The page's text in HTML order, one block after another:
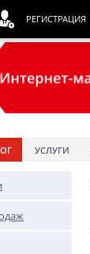
УСЛУГИ
РЕГИСТРАЦИЯ